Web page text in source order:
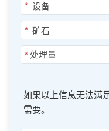
*
*
*
如果以上信息无法满
需要。